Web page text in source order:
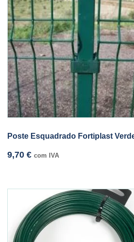
Poste Esquadrado Fortiplast
9,70 € com IVA